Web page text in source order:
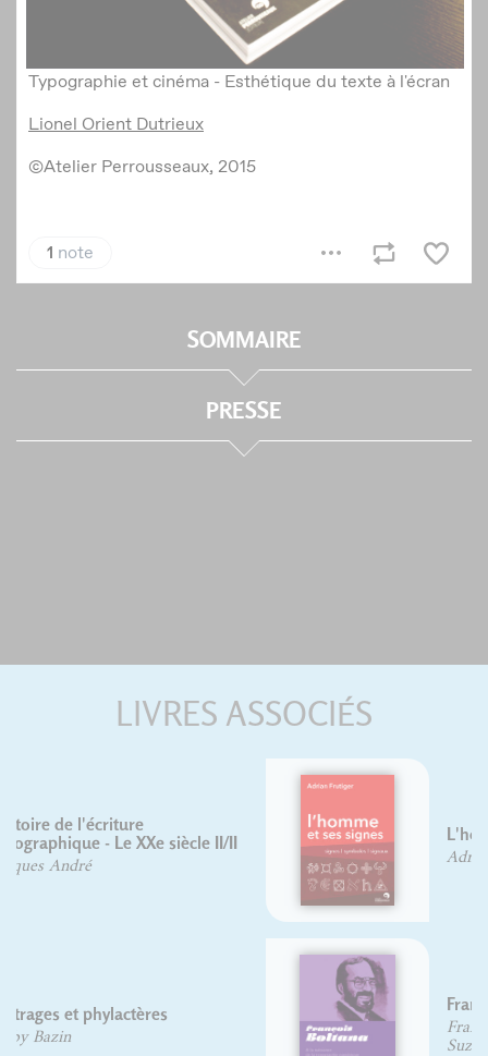
SOMMAIRE
PRESSE
LIVRES ASSOCIÉS
L'homme et ses signes
Adrian Frutiger
Frank Adebiaye
Suzanne Cardinal